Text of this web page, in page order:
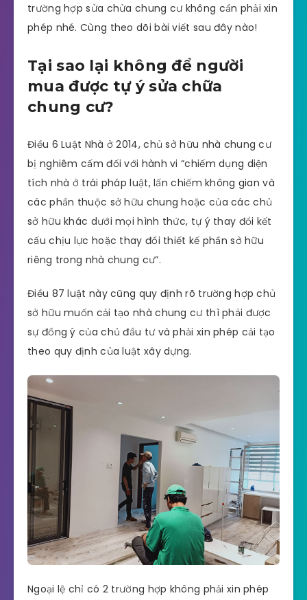
trường hợp sửa chửa chung cư không cần phải xin
phép nhé. Cùng theo dõi bài viết sau đây nào!
Tại sao lại không để người
mua được tự ý sửa chữa
chung cư?
Điều 6 Luật Nhà ở 2014, chủ sở hữu nhà chung cư
bị nghiêm cấm đối với hành vi “chiếm dụng diện
tích nhà ở trái pháp luật, lấn chiếm không gian và
các phần thuộc sở hữu chung hoặc của các chủ
sở hữu khác dưới mọi hình thức, tự ý thay đổi kết
cấu chịu lực hoặc thay đổi thiết kế phần sở hữu
riêng trong nhà chung cư”.
Điều 87 luật này cũng quy định rõ trường hợp chủ
sở hữu muốn cải tạo nhà chung cư thì phải được
sự đồng ý của chủ đầu tư và phải xin phép cải tạo
theo quy định của luật xây dựng.
Ngoại lệ chỉ có 2 trường hợp không phải xin phép